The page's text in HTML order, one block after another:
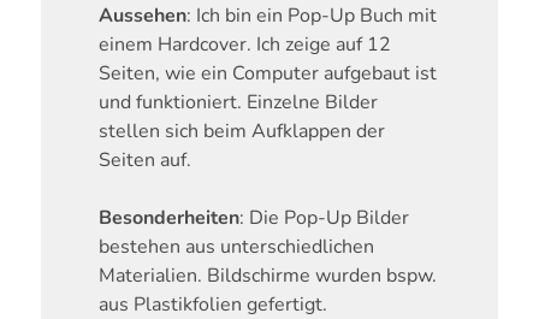
Aussehen: Ich bin ein Pop-Up Buch mit
einem Hardcover. Ich zeige auf 12
Seiten, wie ein Computer aufgebaut ist
und funktioniert. Einzelne Bilder
stellen sich beim Aufklappen der
Seiten auf.
Besonderheiten: Die Pop-Up Bilder
bestehen aus unterschiedlichen
Materialien. Bildschirme wurden bspw.
aus Plastikfolien gefertigt.